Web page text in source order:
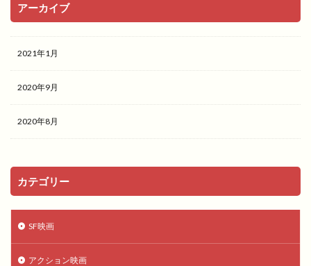
アーカイブ
2021年1月
2020年9月
2020年8月
カテゴリー
SF映画
アクション映画